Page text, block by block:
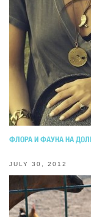
ФЛОРА И ФАУНА НА ДОЛГО
JULY 30, 2012